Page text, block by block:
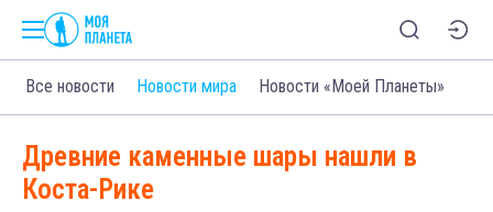
Все новости Новости мира Новости «Моей Планеты»
Древние каменные шары нашли в
Коста-Рике